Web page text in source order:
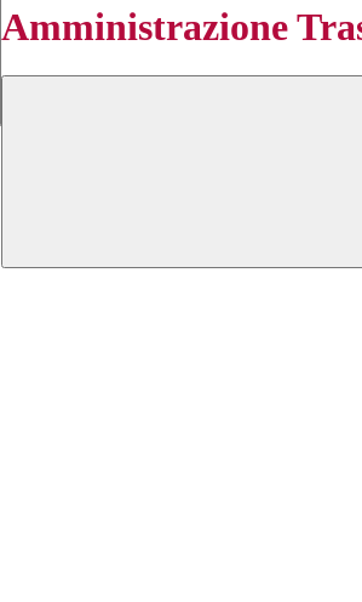
Amministrazione